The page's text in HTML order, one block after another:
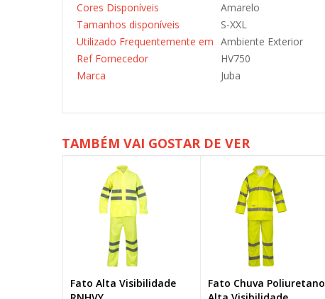
Cores Disponíveis
Amarelo
Tamanhos disponíveis
S-XXL
Utilizado Frequentemente em Ambiente Exterior
Ref Fornecedor
HV750
Marca
Juba
TAMBÉM VAI GOSTAR DE VER
Fato Alta Visibilidade
Fato Chuva Poliuretano